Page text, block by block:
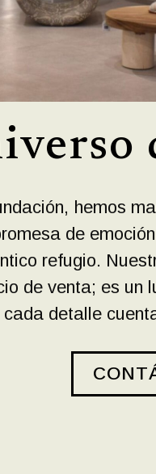
hemos
de
refugio.
de venta; es un
cada detalle